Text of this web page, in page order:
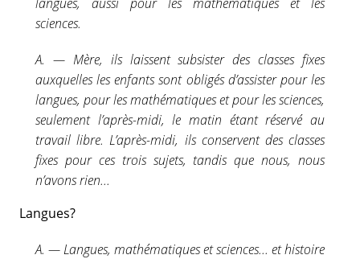
sciences.
A. — Mère, ils laissent subsister des classes fixes
auxquelles les enfants sont obligés d’assister pour les
langues, pour les mathématiques et pour les sciences,
seulement l’après-midi, le matin étant réservé au
travail libre. L’après-midi, ils conservent des classes
fixes pour ces trois sujets, tandis que nous, nous
n’avons rien...
Langues?
A. — Langues, mathématiques et sciences... et histoire